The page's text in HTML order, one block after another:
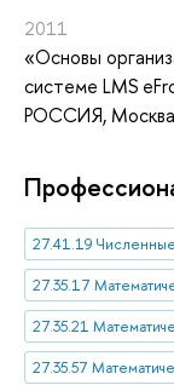
2011
«Основы
системе LMS
РОССИЯ, Москва
27.35.17
27.35.21
27.35.57